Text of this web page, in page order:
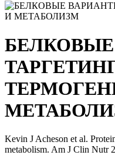
Kevin J Acheson et al.
metabolism. Am J Clin Nutr